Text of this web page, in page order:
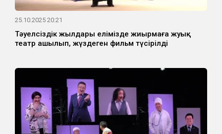
25.10.2025 20:21
Тәуелсіздік жылдары елімізде жиырмаға жуық
театр ашылып, жүздеген фильм түсірілді